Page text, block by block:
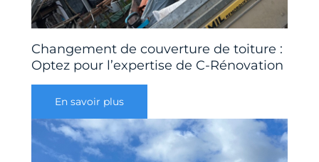
Changement de couverture de toiture :
Optez pour l’expertise de C-Rénovation
En savoir plus